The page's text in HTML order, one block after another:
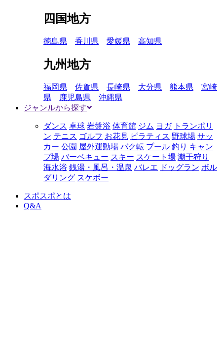
四国地方
徳島県 香川県 愛媛県 高知県
九州地方
福岡県 佐賀県 長崎県 大分県 熊本県
宮崎
県
鹿児島県
沖縄県
ジャンルから探す
ダンス 卓球 岩盤浴 体育館 ジム ヨガ トランポリ
ン テニス ゴルフ お花見 ピラティス 野球場 サッ
カー 公園 屋外運動場 バク転 プール 釣り キャン
プ場 バーベキュー スキー スケート場 潮干狩り
海水浴 銭湯・風呂・温泉 バレエ ドッグラン ボル
ダリング スケボー
スポスポとは
Q&A